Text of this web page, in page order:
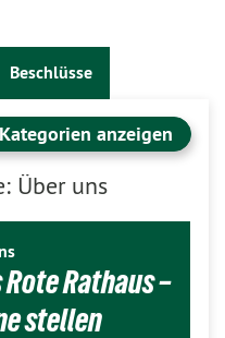
Beschlüsse
anzeigen
Über uns
Rathaus –
stellen